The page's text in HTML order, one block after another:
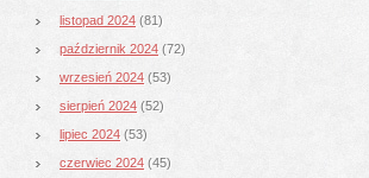
listopad 2024 (81)
październik 2024 (72)
wrzesień 2024 (53)
sierpień 2024 (52)
lipiec 2024 (53)
czerwiec 2024 (45)